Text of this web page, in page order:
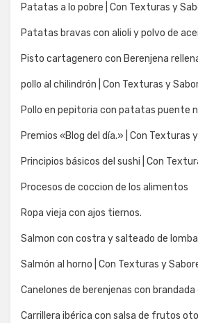
Patatas a lo pobre | Con Texturas y
Patatas bravas con alioli y polvo de
Pisto cartagenero con Berenjena
pollo al chilindrón | Con Texturas y
Pollo en pepitoria con patatas puente
Premios «Blog del día.» | Con Texturas
Principios básicos del sushi | Con
Procesos de coccion de los alimentos
Ropa vieja con ajos tiernos.
Salmon con costra y salteado de
Salmón al horno | Con Texturas y
Canelones de berenjenas con brandada
Carrillera ibérica con salsa de frutos